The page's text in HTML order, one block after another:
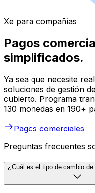
Xe para compañías
Pagos
simplificados.
Ya sea que necesite
soluciones de gestión
cubierto. Programa
130 monedas en 190+
Pagos comerciales
Preguntas frecuentes
¿Cuál es el tipo de cambio